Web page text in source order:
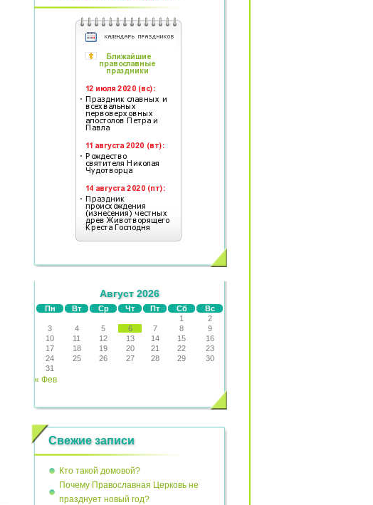
Август 2026
Пн Вт Ср Чт Пт Сб
Вс
1
2
3
4 5 6 7 8
9
10
11 12 13 14 15
16
17
18 19 20 21 22
23
24
25 26 27 28 29
30
31
« Фев
Свежие записи
Кто такой домовой?
Почему Православная Церковь не
празднует новый год?